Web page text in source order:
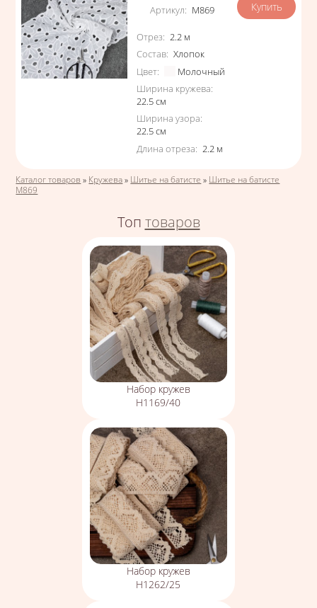
Артикул: М869
Характеристики
Отрез: 2.2 м
Состав: Хлопок
Цвет:
Молочный
Ширина кружева:
22.5см
Ширина узора:
22.5см
Длина отреза: 2.2 м
Вы здесь
Каталог товаров » Кружева » Шитье на батисте » Шитье на батисте
М869
Топ товаров
Набор кружев
Н1169/40
Набор кружев
Н1262/25